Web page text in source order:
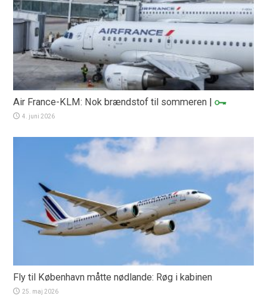
Air France-KLM: Nok brændstof til sommeren |
4. juni 2026
Fly til København måtte nødlande: Røg i kabinen
25. maj 2026